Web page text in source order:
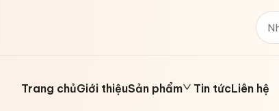
Trang chủGiới thiệuSản phẩm Tin tứcLiên hệ